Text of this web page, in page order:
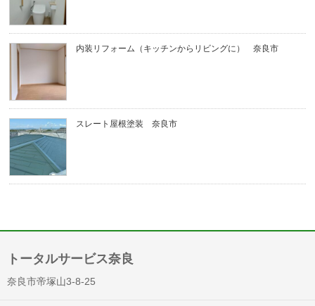
内装リフォーム（キッチンからリビングに） 奈良市
スレート屋根塗装 奈良市
トータルサービス奈良
奈良市帝塚山3-8-25